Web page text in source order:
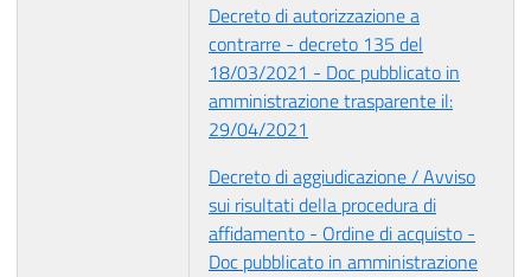
Decreto di autorizzazione a
contrarre - decreto 135 del
18/03/2021 - Doc pubblicato in
amministrazione trasparente il:
29/04/2021
Decreto di aggiudicazione / Avviso
sui risultati della procedura di
affidamento - Ordine di acquisto -
Doc pubblicato in amministrazione